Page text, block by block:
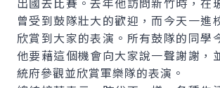
曾受到鼓隊壯大的歡迎，而今天一進
欣賞到大家的表演。所有鼓隊的同學
他要藉這個機會向大家說一聲謝謝，
統府參觀並欣賞軍樂隊的表演。